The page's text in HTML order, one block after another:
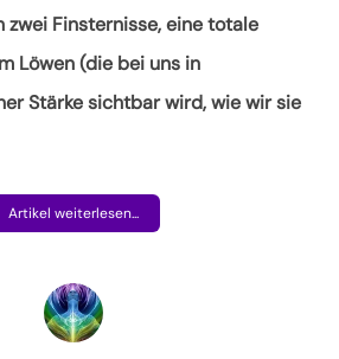
zwei Finsternisse, eine totale
Löwen (die bei uns in
Stärke sichtbar wird, wie wir sie
Artikel weiterlesen...